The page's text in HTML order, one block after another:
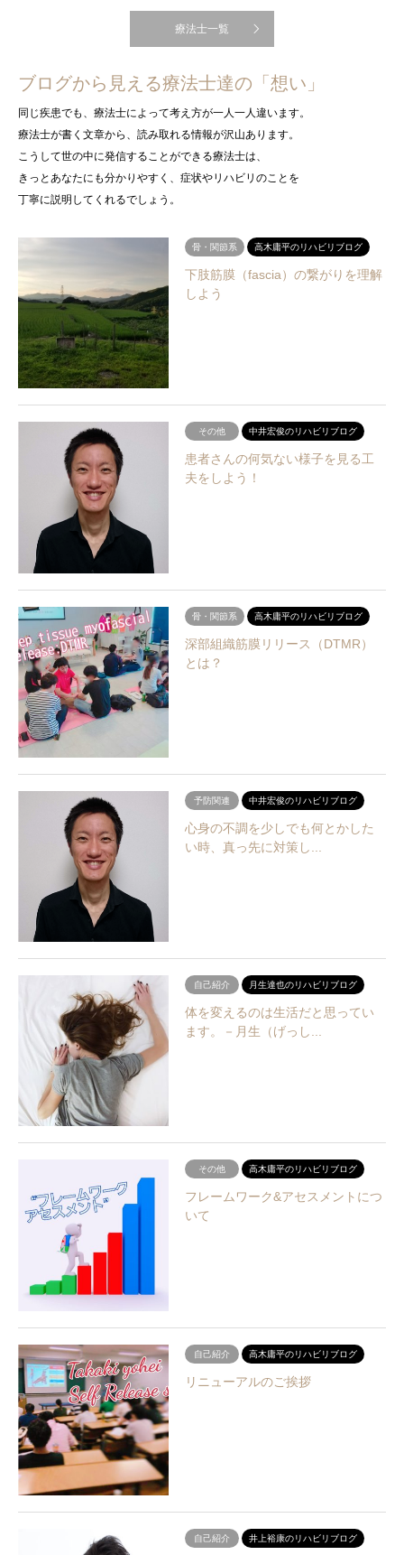
療法士一覧
ブログから見える療法士達の「想い」
同じ疾患でも、療法士によって考え方が一人一人違います。
療法士が書く文章から、読み取れる情報が沢山あります。
こうして世の中に発信することができる療法士は、
きっとあなたにも分かりやすく、症状やリハビリのことを
丁寧に説明してくれるでしょう。
骨・関節系 高木庸平のリハビリブログ
下肢筋膜（fascia）の繋がりを理解
しよう
その他 中井宏俊のリハビリブログ
患者さんの何気ない様子を見る工
夫をしよう！
骨・関節系 高木庸平のリハビリブログ
深部組織筋膜リリース（DTMR）
とは？
予防関連 中井宏俊のリハビリブログ
心身の不調を少しでも何とかした
い時、真っ先に対策し...
自己紹介 月生達也のリハビリブログ
体を変えるのは生活だと思ってい
ます。－月生（げっし...
その他 高木庸平のリハビリブログ
フレームワーク&アセスメントにつ
いて
自己紹介 高木庸平のリハビリブログ
リニューアルのご挨拶
自己紹介 井上裕康のリハビリブログ